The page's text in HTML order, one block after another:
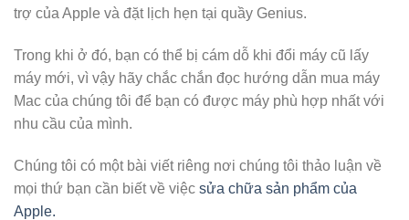
trợ của Apple và đặt lịch hẹn tại quầy Genius.
Trong khi ở đó, bạn có thể bị cám dỗ khi đổi máy cũ lấy
máy mới, vì vậy hãy chắc chắn đọc hướng dẫn mua máy
Mac của chúng tôi để bạn có được máy phù hợp nhất với
nhu cầu của mình.
Chúng tôi có một bài viết riêng nơi chúng tôi thảo luận về
mọi thứ bạn cần biết về việc sửa chữa sản phẩm của
Apple.